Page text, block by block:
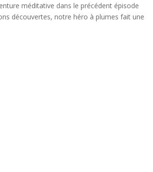
méditative dans le précédent épisode
découvertes, notre héro à plumes fait une